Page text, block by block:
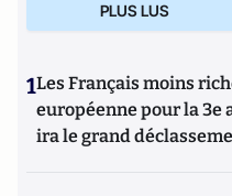
PLUS LUS
1Les Français moins
européenne pour la 3e
ira le grand